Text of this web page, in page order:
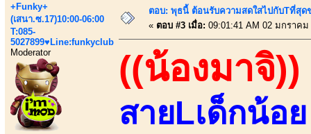
+Funky+
(เสนา.ซ.17)10:00-06:00
T:085-
5027899♥Line:funkyclub
Moderator
ตอบ: พุธนี้ ต้อนรับความสดใสไปกับTที่สุด
« ตอบ #3 เมื่อ: 09:01:41 AM 02 มกราคม
((น้องมาจิ))
สายLเด็กน้อ